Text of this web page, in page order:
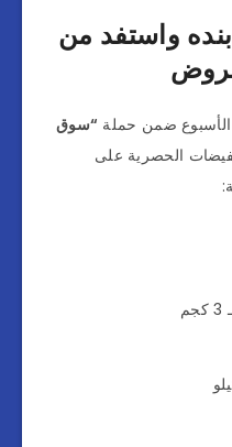
و استفد من
ضمن حملة “سوق
الحصرية على